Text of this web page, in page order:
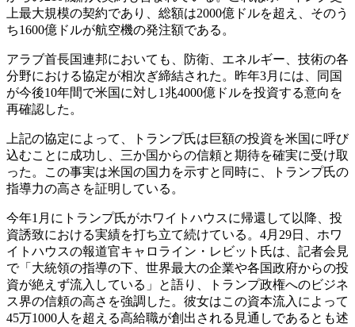
上最大規模の契約であり、総額は2000億ドルを超え、そのう
ち1600億ドルが航空機の発注額である。
アラブ首長国連邦においても、防衛、エネルギー、技術の各
分野における協定が相次ぎ締結された。昨年3月には、同国
が今後10年間で米国に対し1兆4000億ドルを投資する意向を
再確認した。
上記の協定によって、トランプ氏は巨額の投資を米国に呼び
込むことに成功し、三か国からの信頼と期待を確実に受け取
った。この事実は米国の国力を示すと同時に、トランプ氏の
指導力の高さを証明している。
今年1月にトランプ氏がホワイトハウスに帰還して以降、投
資誘致における実績を打ち立て続けている。4月29日、ホワ
イトハウスの報道官キャロライン・レビット氏は、記者会見
で「大統領の指導の下、世界最大の企業や各国政府からの投
資が絶えず流入している」と語り、トランプ政権へのビジネ
ス界の信頼の高さを強調した。彼女はこの資本流入によって
45万1000人を超える高給職が創出される見通しであるとも述